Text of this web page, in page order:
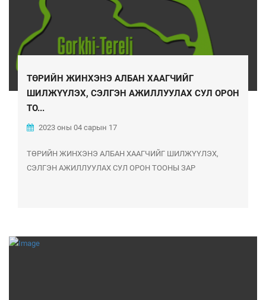
ТӨРИЙН ЖИНХЭНЭ АЛБАН ХААГЧИЙГ
ШИЛЖҮҮЛЭХ, СЭЛГЭН АЖИЛЛУУЛАХ СУЛ ОРОН
ТО...
2023 оны 04 сарын 17
ТӨРИЙН ЖИНХЭНЭ АЛБАН ХААГЧИЙГ ШИЛЖҮҮЛЭХ,
СЭЛГЭН АЖИЛЛУУЛАХ СУЛ ОРОН ТООНЫ ЗАР